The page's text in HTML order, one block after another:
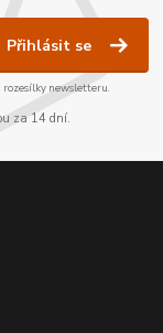
Přihlásit se
rozesílky newsletteru.
za 14 dní.